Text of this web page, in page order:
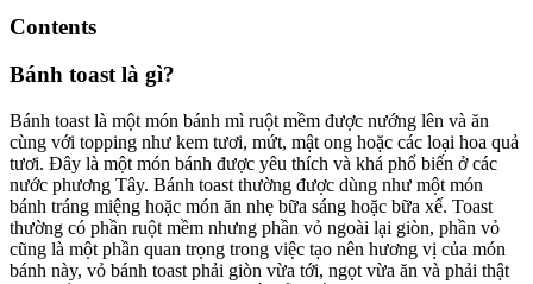
Contents
Bánh toast là gì?
Bánh toast là một món bánh mì ruột mềm được nướng lên và ăn
cùng với topping như kem tươi, mứt, mật ong hoặc các loại hoa quả
tươi. Đây là một món bánh được yêu thích và khá phổ biến ở các
nước phương Tây. Bánh toast thường được dùng như một món
bánh tráng miệng hoặc món ăn nhẹ bữa sáng hoặc bữa xế. Toast
thường có phần ruột mềm nhưng phần vỏ ngoài lại giòn, phần vỏ
cũng là một phần quan trọng trong việc tạo nên hương vị của món
bánh này, vỏ bánh toast phải giòn vừa tới, ngọt vừa ăn và phải thật